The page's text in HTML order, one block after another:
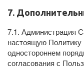
7.
7.1. Администрация
настоящую
одностороннем
согласования с